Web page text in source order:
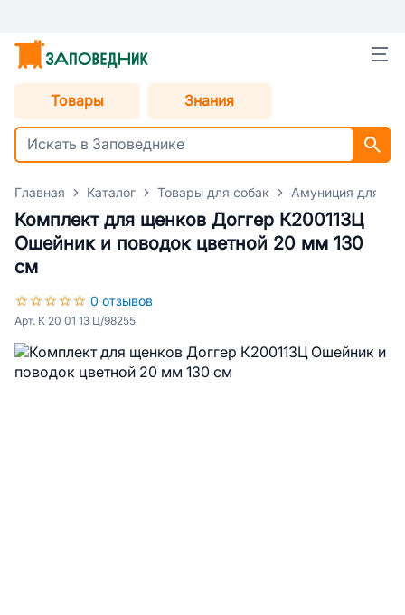
Товары Знания
Главная Каталог Товары для собак Амуниция для
Комплект для щенков Доггер К200113Ц
Ошейник и поводок цветной 20 мм 130
см
0 отзывов
Арт. К 20 01 13 Ц/98255